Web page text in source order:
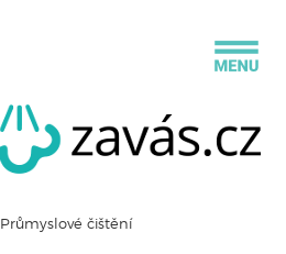
Průmyslové čištění